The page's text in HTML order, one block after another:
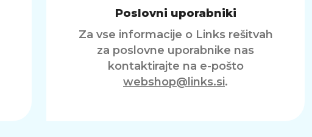
Poslovni uporabniki
Za vse informacije o Links rešitvah
za poslovne uporabnike nas
kontaktirajte na e-pošto
webshop@links.si.